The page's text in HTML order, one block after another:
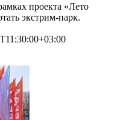
проекта «Лето
экстрим-парк.